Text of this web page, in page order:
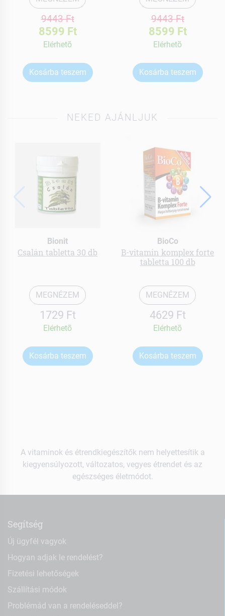
9443 Ft
8599 Ft
Elérhetõ
Kosárba teszem
9443 Ft
8599 Ft
Elérhetõ
Kosárba teszem
NEKED AJÁNLJUK
Bionit
Csalán tabletta 30 db
MEGNÉZEM
1729 Ft
Elérhetõ
Kosárba teszem
BioCo
B-vitamin komplex forte
tabletta 100 db
MEGNÉZEM
4629 Ft
Elérhetõ
Kosárba teszem
A vitaminok és étrendkiegészítők nem helyettesítik a
kiegyensúlyozott, változatos, vegyes étrendet és az
egészséges életmódot.
Segítség
Új ügyfél vagyok
Hogyan adjak le rendelést?
Fizetési lehetőségek
Szállítási módok
Problémád van a rendeléseddel?